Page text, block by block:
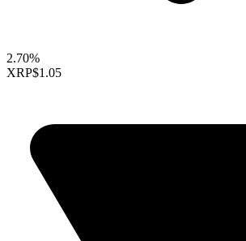
2.70%
XRP$1.05